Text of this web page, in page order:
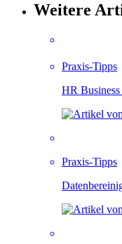
Weitere
Praxis-Tipps
HR
Praxis-Tipps